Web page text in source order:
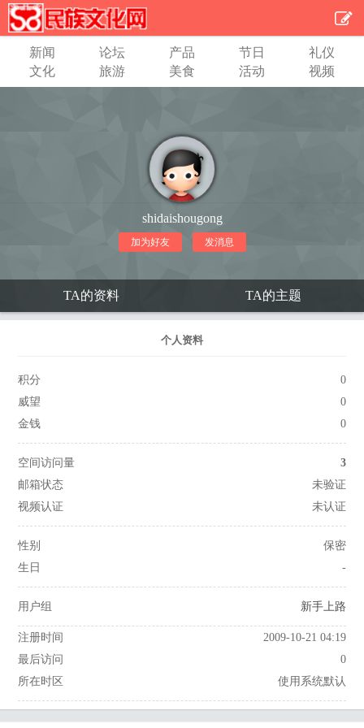
新闻 论坛 产品 节日
礼仪
文化
旅游 美食 活动 视频
shidaishougong
加为好友 发消息
TA的资料 TA的主题
个人资料
积分
0
威望
0
金钱
0
空间访问量
3
邮箱状态
未验证
视频认证
未认证
性别
保密
生日
-
用户组 新手上路
注册时间
2009-10-21 04:19
最后访问
0
所在时区
使用系统默认